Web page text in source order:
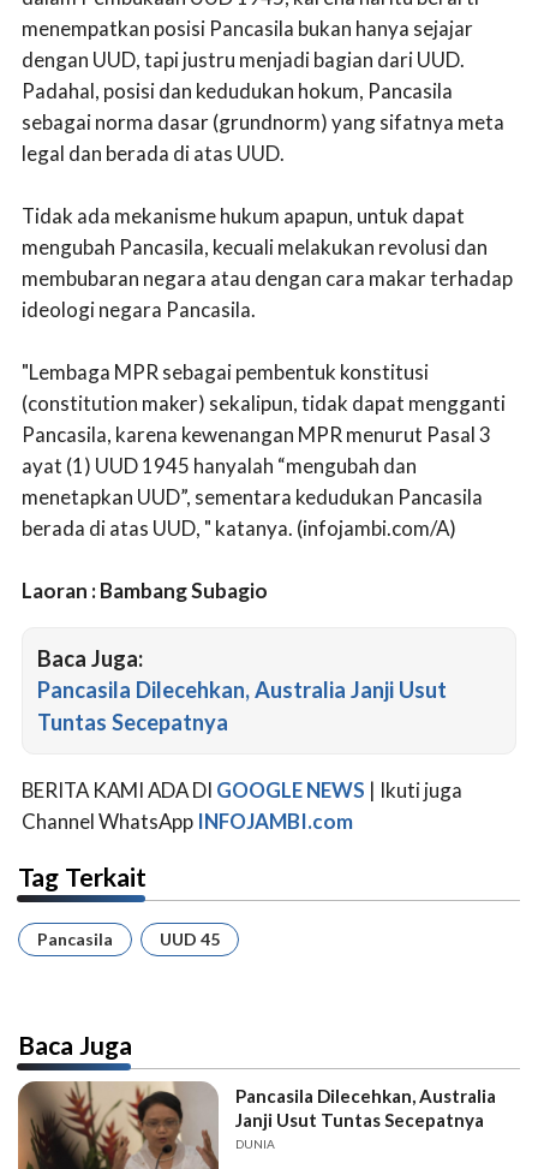
menempatkan posisi Pancasila bukan hanya sejajar
dengan UUD, tapi justru menjadi bagian dari UUD.
Padahal, posisi dan kedudukan hokum, Pancasila
sebagai norma dasar (grundnorm) yang sifatnya meta
legal dan berada di atas UUD.
Tidak ada mekanisme hukum apapun, untuk dapat
mengubah Pancasila, kecuali melakukan revolusi dan
membubaran negara atau dengan cara makar terhadap
ideologi negara Pancasila.
"Lembaga MPR sebagai pembentuk konstitusi
(constitution maker) sekalipun, tidak dapat mengganti
Pancasila, karena kewenangan MPR menurut Pasal 3
ayat (1) UUD 1945 hanyalah “mengubah dan
menetapkan UUD”, sementara kedudukan Pancasila
berada di atas UUD, " katanya. (infojambi.com/A)
Laoran : Bambang Subagio
Baca Juga:
Pancasila Dilecehkan, Australia Janji Usut
Tuntas Secepatnya
BERITA KAMI ADA DI GOOGLE NEWS | Ikuti juga
Channel WhatsApp INFOJAMBI.com
Tag Terkait
Pancasila UUD 45
Baca Juga
Pancasila Dilecehkan, Australia
Janji Usut Tuntas Secepatnya
DUNIA